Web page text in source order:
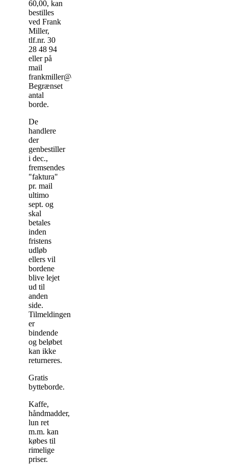
60,00, kan
bestilles
ved Frank
Miller,
tlf.nr. 30
28 48 94
eller på
mail
frankmiller@outlook.dk.
Begrænset
antal
borde.
De
handlere
der
genbestiller
i dec.,
fremsendes
"faktura"
pr. mail
ultimo
sept. og
skal
betales
inden
fristens
udløb
ellers vil
bordene
blive lejet
ud til
anden
side.
Tilmeldingen
er
bindende
og beløbet
kan ikke
returneres.
Gratis
bytteborde.
Kaffe,
håndmadder,
lun ret
m.m. kan
købes til
rimelige
priser.